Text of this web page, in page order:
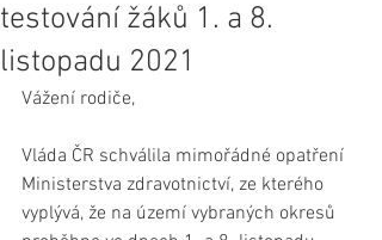
testování žáků 1. a 8.
listopadu 2021
Vážení rodiče,
Vláda ČR schválila mimořádné opatření
Ministerstva zdravotnictví, ze kterého
vyplývá, že na území vybraných okresů